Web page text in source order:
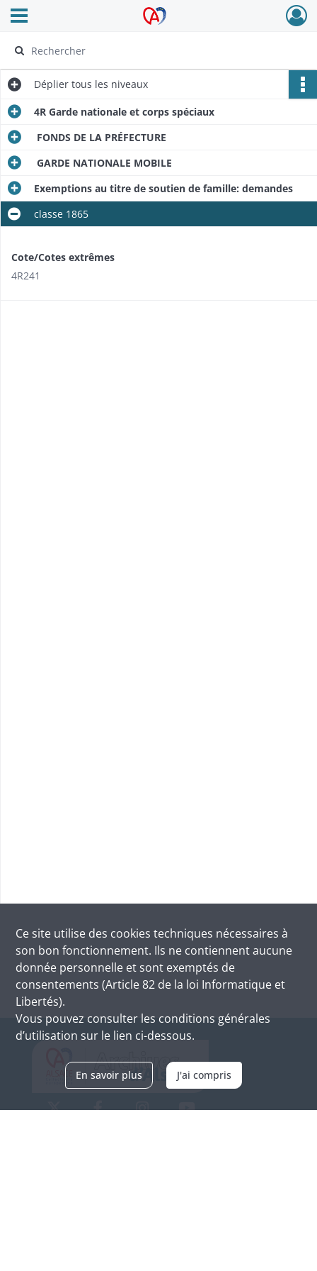
Archives Alsace - Colmar
Ouvrir le menu déroulant
Déplier tous les niveaux
4R Garde nationale et corps spéciaux
FONDS DE LA PRÉFECTURE
GARDE NATIONALE MOBILE
Exemptions au titre de soutien de famille: demandes
classe 1865
Cote/Cotes extrêmes
4R241
Ce site utilise des cookies techniques nécessaires à
son bon fonctionnement. Ils ne contiennent aucune
donnée personnelle et sont exemptés de
consentements (Article 82 de la loi Informatique et
Libertés).
Vous pouvez consulter les conditions générales
d’utilisation sur le lien ci-dessous.
En savoir plus J'ai compris